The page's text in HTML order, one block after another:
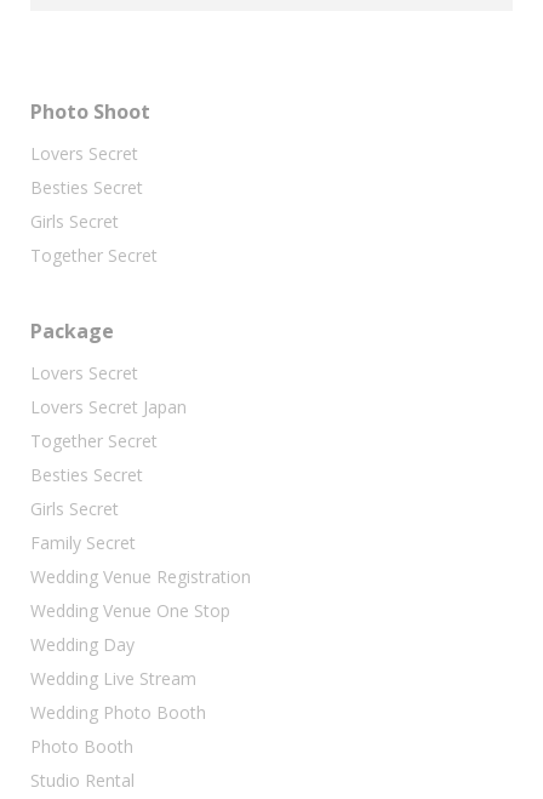
Photo Shoot
Lovers Secret
Besties Secret
Girls Secret
Together Secret
Package
Lovers Secret
Lovers Secret Japan
Together Secret
Besties Secret
Girls Secret
Family Secret
Wedding Venue Registration
Wedding Venue One Stop
Wedding Day
Wedding Live Stream
Wedding Photo Booth
Photo Booth
Studio Rental